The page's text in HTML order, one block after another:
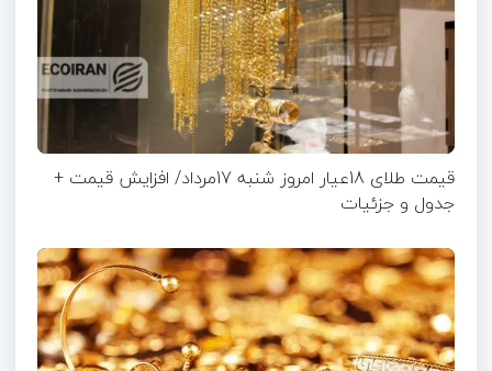
قیمت طلای 18عیار امروز شنبه 17مرداد/ افزایش قیمت +
جدول و جزئیات